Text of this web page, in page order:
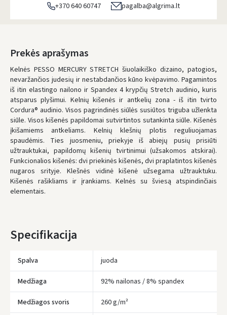
DPD paštomatai- 4.00 €
LP Express paštomatai
LP Express kurjeris- 4.00 €
Penktadienį, Rugpjūčio 7 d.
UŽSAKYMUS NUO80 € PRISTATOME NEMOKAMAI!
IKI NEMOKAMO PRISTATYMO TRŪKSTA:80 €
* Pristatymo terminai yra preliminarūs ir gali priklausyti nuo kurjerių
užimtumo.
+370 640 60747 pagalba@algrima.lt
Prekės aprašymas
Kelnės PESSO MERCURY STRETCH šiuolaikiško dizaino, patogios,
nevaržančios judesių ir nestabdančios kūno kvėpavimo. Pagamintos
iš itin elastingo nailono ir Spandex 4 krypčių Stretch audinio, kuris
atsparus plyšimui. Kelnių kišenės ir antkelių zona - iš itin tvirto
Cordura® audinio. Visos pagrindinės siūlės susiūtos triguba užlenkta
siūle. Visos kišenės papildomai sutvirtintos sutankinta siūle. Kišenės
įkišamiems antkeliams. Kelnių klešnių plotis reguliuojamas
spaudėmis. Ties juosmeniu, priekyje iš abiejų pusių prisiūti
užtrauktukai, papildomų kišenių tvirtinimui (užsakomos atskirai).
Funkcionalios kišenės: dvi priekinės kišenės, dvi praplatintos kišenės
nugaros srityje. Klešnės vidinė kišenė užsegama užtrauktuku.
Kišenės rašikliams ir įrankiams. Kelnės su šviesą atspindinčiais
elementais.
Specifikacija
Spalva juoda
Medžiaga 92% nailonas / 8% spandex
Medžiagos svoris 260 g/m²
Įvertinimas: